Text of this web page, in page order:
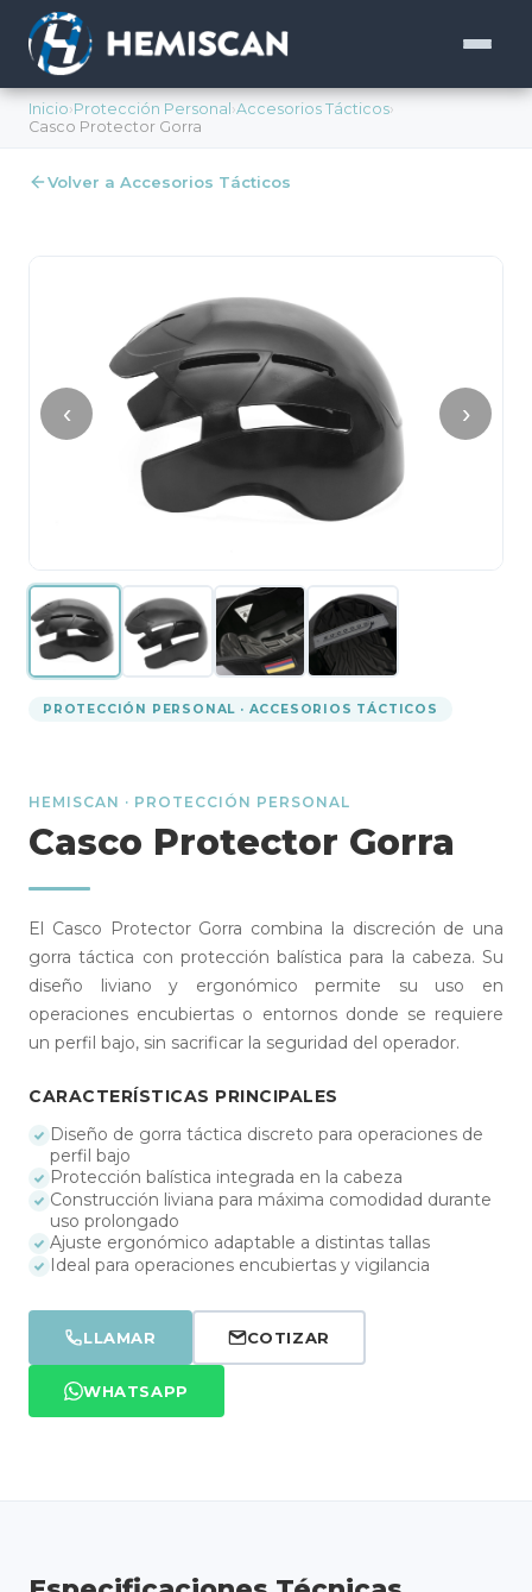
Inicio›Protección Personal ›Accesorios Tácticos›
Casco Protector Gorra
Volver a Accesorios Tácticos
‹ ›
PROTECCIÓN PERSONAL · ACCESORIOS TÁCTICOS
HEMISCAN · PROTECCIÓN PERSONAL
Casco Protector Gorra
El Casco Protector Gorra combina la discreción de una
gorra táctica con protección balística para la cabeza. Su
diseño liviano y ergonómico permite su uso en
operaciones encubiertas o entornos donde se requiere
un perfil bajo, sin sacrificar la seguridad del operador.
CARACTERÍSTICAS PRINCIPALES
Diseño de gorra táctica discreto para operaciones de
perfil bajo
Protección balística integrada en la cabeza
Construcción liviana para máxima comodidad durante
uso prolongado
Ajuste ergonómico adaptable a distintas tallas
Ideal para operaciones encubiertas y vigilancia
LLAMAR COTIZAR
WHATSAPP